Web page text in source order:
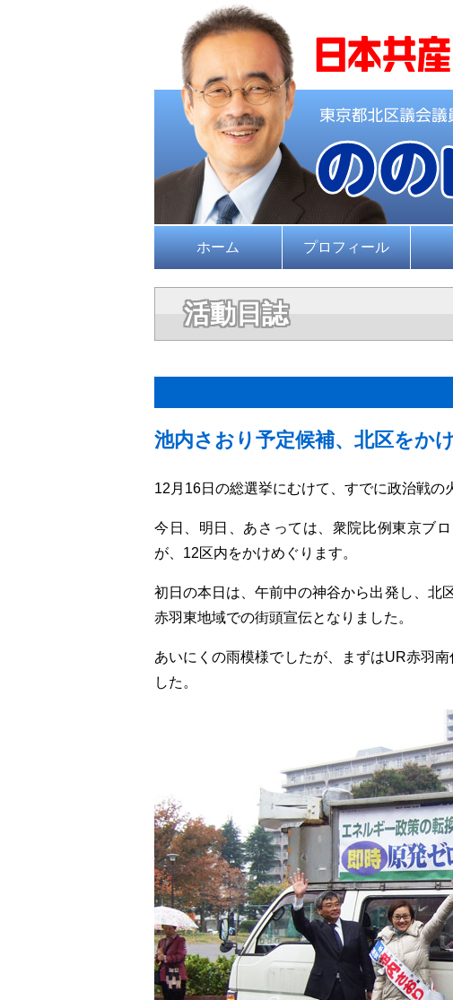
ホーム プロフィール
活動日誌
池内さおり予定候補、北区をか
12月16日の総選挙にむけて、すでに政治戦の
今日、明日、あさっては、衆院比例東京ブ
が、12区内をかけめぐります。
初日の本日は、午前中の神谷から出発し、北
赤羽東地域での街頭宣伝となりました。
あいにくの雨模様でしたが、まずはUR赤羽
した。